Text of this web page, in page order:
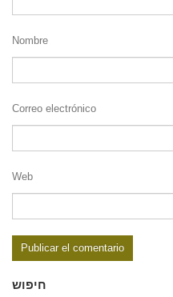
Nombre
Correo electrónico
Web
חיפוש